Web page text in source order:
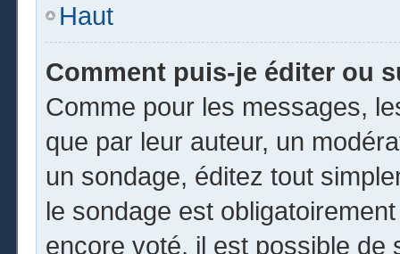
Haut
Comment puis-je éditer ou
Comme pour les messages,
que par leur auteur, un
un sondage, éditez tout
le sondage est
encore voté, il est possible de